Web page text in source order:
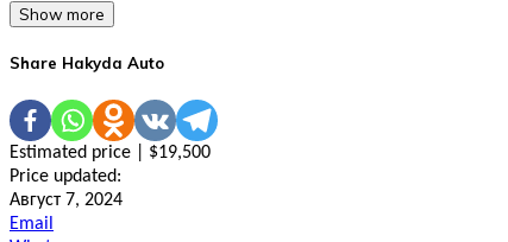
Show more
Share Hakyda Auto
Estimated price | $19,500
Price updated:
Август 7, 2024
Email